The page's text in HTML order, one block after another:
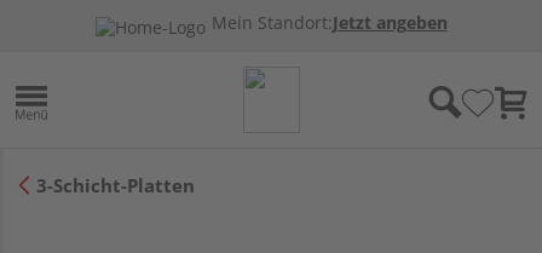
Mein Standort:Jetzt angeben
3-Schicht-Platten